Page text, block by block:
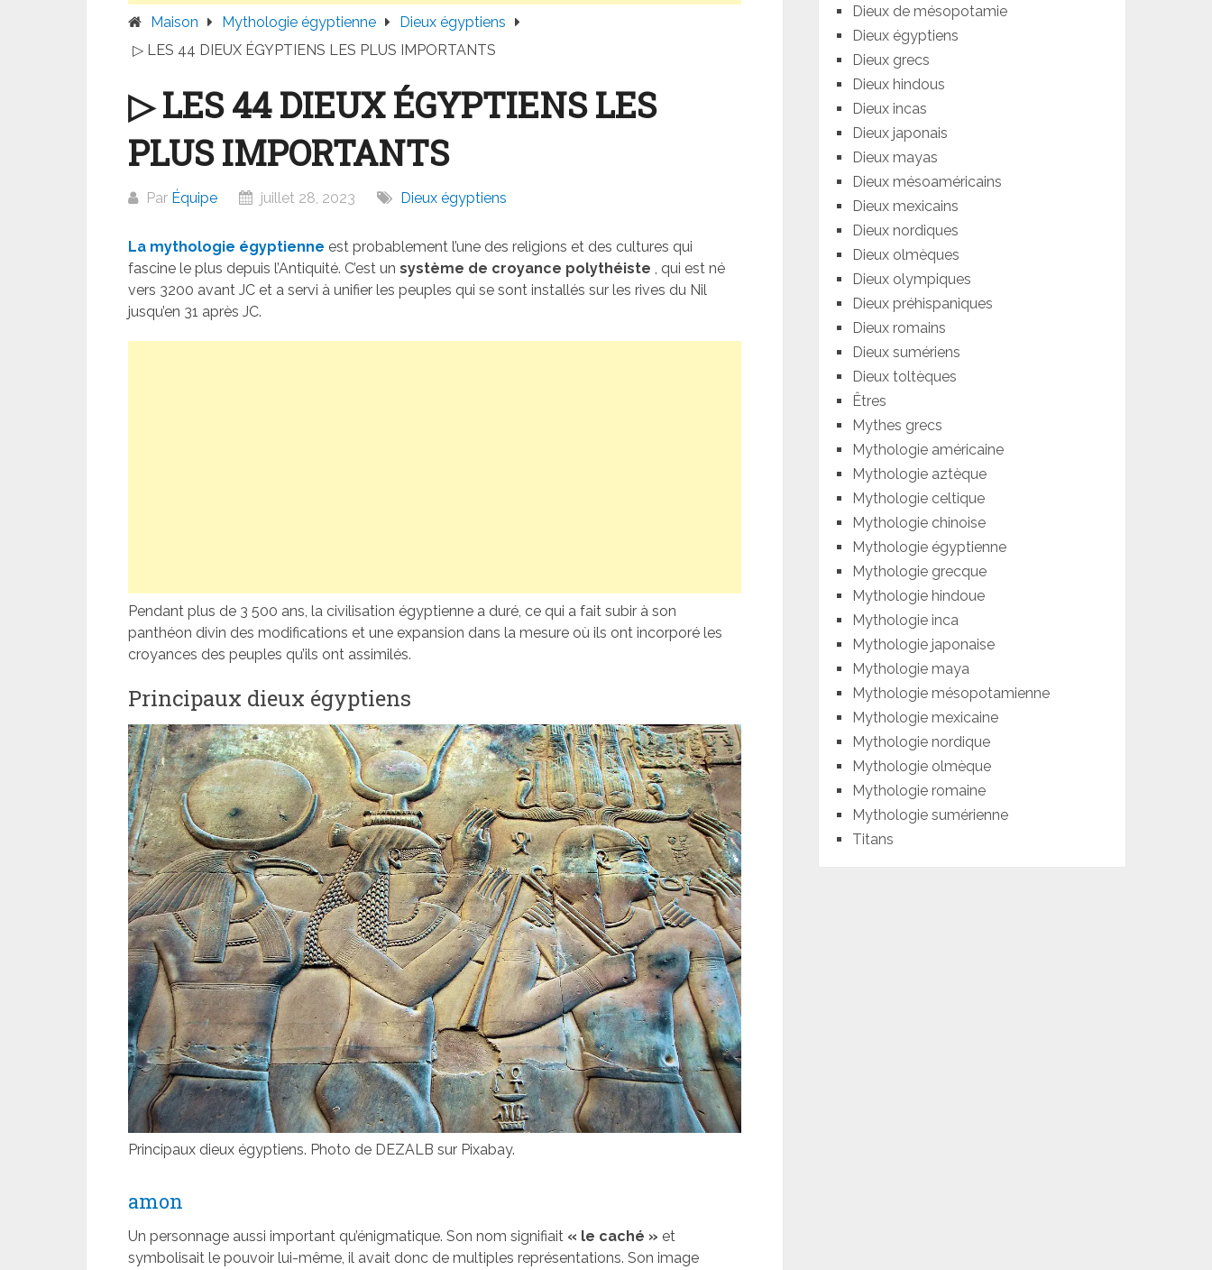
Maison Mythologie égyptienne
Dieux égyptiens
▷ LES 44 DIEUX ÉGYPTIENS LES PLUS IMPORTANTS
▷ LES 44 DIEUX ÉGYPTIENS LES
PLUS IMPORTANTS
Par Équipe juillet 28, 2023 Dieux égyptiens
La mythologie égyptienne est probablement l’une des religions et des cultures qui
fascine le plus depuis l’Antiquité. C’est un système de croyance polythéiste , qui est né
vers 3200 avant JC et a servi à unifier les peuples qui se sont installés sur les rives du Nil
jusqu’en 31 après JC.
Pendant plus de 3 500 ans, la civilisation égyptienne a duré, ce qui a fait subir à son
panthéon divin des modifications et une expansion dans la mesure où ils ont incorporé les
croyances des peuples qu’ils ont assimilés.
Principaux dieux égyptiens
Principaux dieux égyptiens. Photo de DEZALB sur Pixabay.
amon
Un personnage aussi important qu’énigmatique. Son nom signifiait « le caché » et
symbolisait le pouvoir lui-même, il avait donc de multiples représentations. Son image
Dieux de mésopotamie
Dieux égyptiens
Dieux grecs
Dieux hindous
Dieux incas
Dieux japonais
Dieux mayas
Dieux mésoaméricains
Dieux mexicains
Dieux nordiques
Dieux olmèques
Dieux olympiques
Dieux préhispaniques
Dieux romains
Dieux sumériens
Dieux toltèques
Êtres
Mythes grecs
Mythologie américaine
Mythologie aztèque
Mythologie celtique
Mythologie chinoise
Mythologie égyptienne
Mythologie grecque
Mythologie hindoue
Mythologie inca
Mythologie japonaise
Mythologie maya
Mythologie mésopotamienne
Mythologie mexicaine
Mythologie nordique
Mythologie olmèque
Mythologie romaine
Mythologie sumérienne
Titans